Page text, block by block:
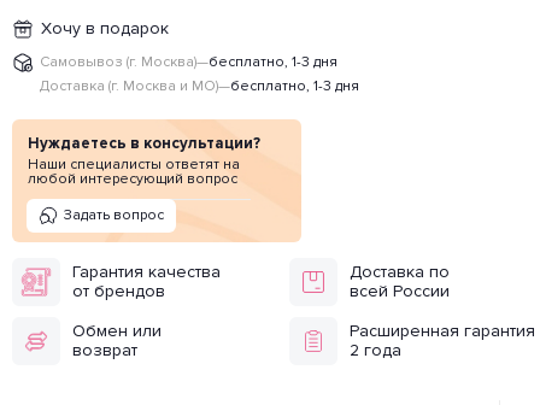
Хочу в подарок
Самовывоз (г. Москва)—бесплатно, 1-3 дня
Доставка (г. Москва и МО)—бесплатно, 1-3 дня
Нуждаетесь в консультации?
Наши специалисты ответят на
любой интересующий вопрос
Задать вопрос
Гарантия качества
от брендов
Доставка по
всей России
Обмен или
возврат
Расширенная гарантия
2 года